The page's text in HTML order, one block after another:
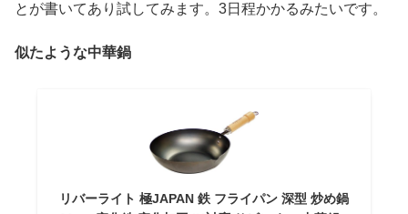
とが書いてあり試してみます。3日程かかるみたいです。
似たような中華鍋
リバーライト 極JAPAN 鉄 フライパン 深型 炒め鍋